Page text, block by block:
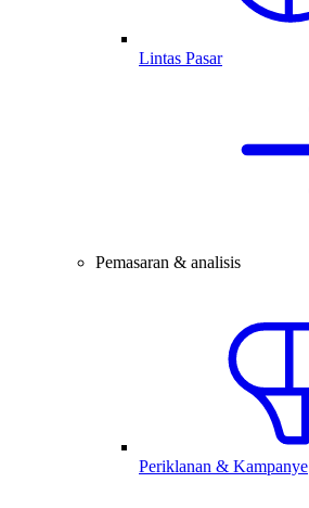
Lintas Pasar
Pemasaran & analisis
Periklanan & Kampanye